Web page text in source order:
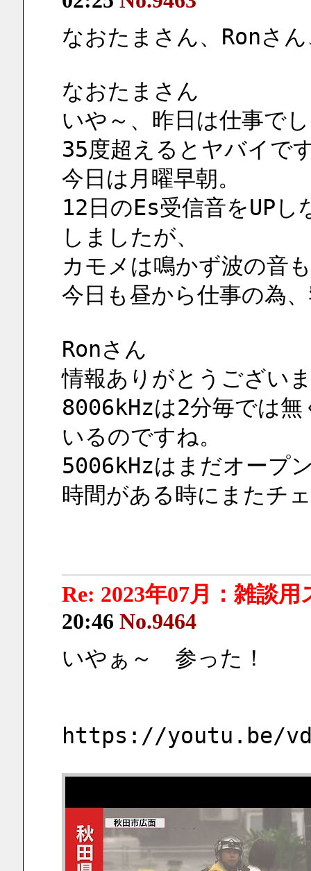
なおたまさん、Ronさ
なおたまさん
いや～、昨日は仕事で
35度超えるとヤバイで
今日は月曜早朝。
12日のEs受信音をUP
しましたが、
カモメは鳴かず波の音
今日も昼から仕事の為
Ronさん
情報ありがとうござい
8006kHzは2分毎では
いるのですね。
5006kHzはまだオープ
時間がある時にまたチ
Re: 2023年07月：雑談
20:46 No.9464
いやぁ～　参った！
https://youtu.be/